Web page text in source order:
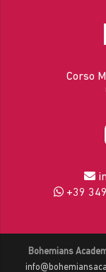
Corso
+39
Bohemians